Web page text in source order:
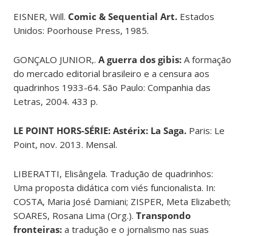
EISNER, Will. Comic & Sequential Art. Estados
Unidos: Poorhouse Press, 1985.
GONÇALO JUNIOR,.A guerra dos gibis:A formação
do mercado editorial brasileiro e a censura aos
quadrinhos 1933-64. São Paulo: Companhia das
Letras, 2004. 433 p.
LE POINT HORS-SÉRIE: Astérix: La Saga. Paris: Le
Point, nov. 2013. Mensal.
LIBERATTI, Elisângela. Tradução de quadrinhos:
Uma proposta didática com viés funcionalista. In:
COSTA, Maria José Damiani; ZISPER, Meta Elizabeth;
SOARES, Rosana Lima (Org.).Transpondo
fronteiras:a tradução e o jornalismo nas suas